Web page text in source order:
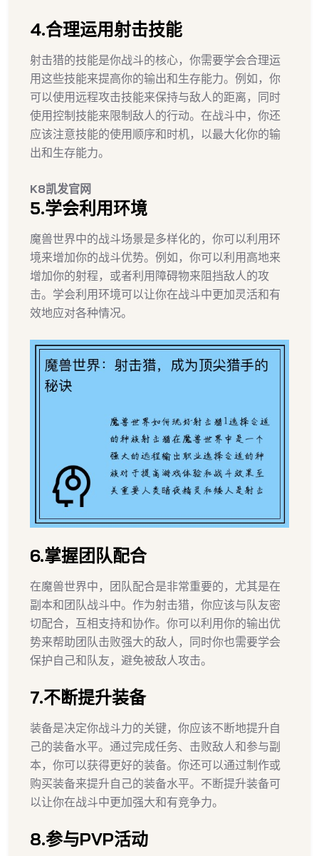
4.合理运用射击技能
射击猎的技能是你战斗的核心，你需要学会合理运
用这些技能来提高你的输出和生存能力。例如，你
可以使用远程攻击技能来保持与敌人的距离，同时
使用控制技能来限制敌人的行动。在战斗中，你还
应该注意技能的使用顺序和时机，以最大化你的输
出和生存能力。
K8凯发官网
5.学会利用环境
魔兽世界中的战斗场景是多样化的，你可以利用环
境来增加你的战斗优势。例如，你可以利用高地来
增加你的射程，或者利用障碍物来阻挡敌人的攻
击。学会利用环境可以让你在战斗中更加灵活和有
效地应对各种情况。
6.掌握团队配合
在魔兽世界中，团队配合是非常重要的，尤其是在
副本和团队战斗中。作为射击猎，你应该与队友密
切配合，互相支持和协作。你可以利用你的输出优
势来帮助团队击败强大的敌人，同时你也需要学会
保护自己和队友，避免被敌人攻击。
7.不断提升装备
装备是决定你战斗力的关键，你应该不断地提升自
己的装备水平。通过完成任务、击败敌人和参与副
本，你可以获得更好的装备。你还可以通过制作或
购买装备来提升自己的装备水平。不断提升装备可
以让你在战斗中更加强大和有竞争力。
8.参与PVP活动